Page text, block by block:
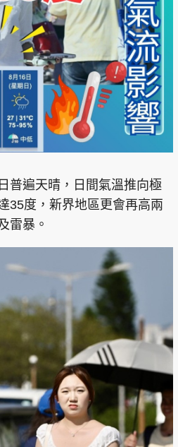
普遍天晴，日間氣溫推向極
35度，新界地區更會再高兩
雷暴。